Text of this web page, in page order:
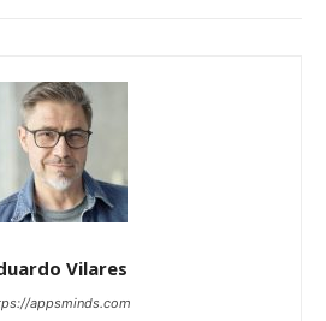
Vilares
appsminds.com